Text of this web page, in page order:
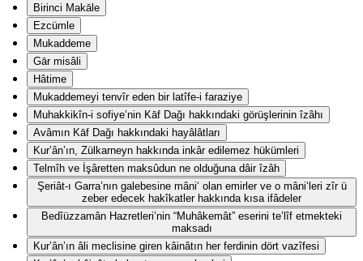
Birinci Makāle
Ezcümle
Mukaddeme
Gār misâli
Hâtime
Mukaddemeyi tenvîr eden bir latîfe-i faraziye
Muhakkikîn-i sofiye’nin Kāf Dağı hakkındaki görüşlerinin îzâhı
Avâmın Kāf Dağı hakkındaki hayâlâtları
Kur’ân’ın, Zülkarneyn hakkında inkâr edilemez hükümleri
Telmîh ve İşâretten maksûdun ne olduğuna dâir îzâh
Şeriât-ı Garra’nın galebesine mâni‘ olan emirler ve o mâni‘leri zîr ü
zeber edecek hakîkatler hakkında kısa ifâdeler
Bedîüzzamân Hazretleri’nin “Muhâkemât” eserini te’lîf etmekteki
maksadı
Kur’ân’ın âli meclisine giren kâinâtın her ferdinin dört vazîfesi